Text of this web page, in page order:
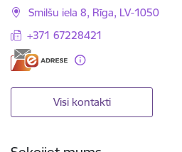
Smilšu iela 8, Rīga, LV-1050
+371 67228421
Visi kontakti